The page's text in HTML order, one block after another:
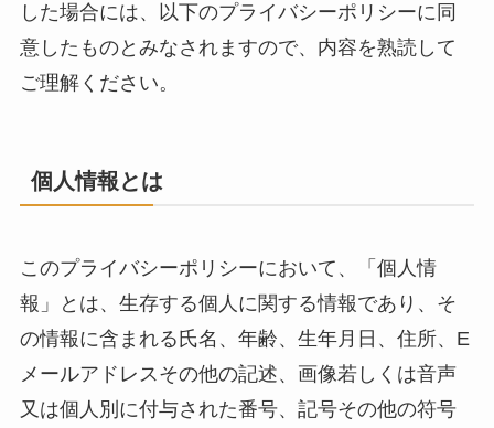
した場合には、以下のプライバシーポリシーに同
意したものとみなされますので、内容を熟読して
ご理解ください。
個人情報とは
このプライバシーポリシーにおいて、「個人情
報」とは、生存する個人に関する情報であり、そ
の情報に含まれる氏名、年齢、生年月日、住所、E
メールアドレスその他の記述、画像若しくは音声
又は個人別に付与された番号、記号その他の符号